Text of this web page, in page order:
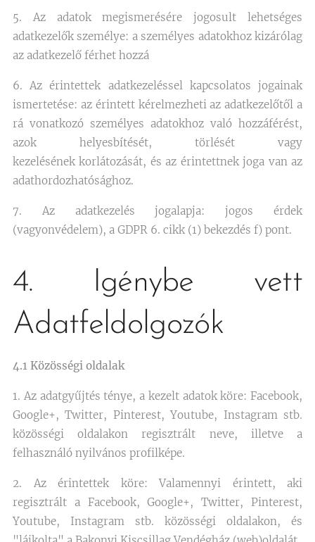
5. Az adatok megismerésére jogosult lehetséges
adatkezelők személye: a személyes adatokhoz kizárólag
az adatkezelő férhet hozzá
6. Az érintettek adatkezeléssel kapcsolatos jogainak
ismertetése: az érintett kérelmezheti az adatkezelőtől a
rá vonatkozó személyes adatokhoz való hozzáférést,
azok helyesbítését, törlését vagy
kezelésének korlátozását, és az érintettnek joga van az
adathordozhatósághoz.
7. Az adatkezelés jogalapja: jogos érdek
(vagyonvédelem), a GDPR 6. cikk (1) bekezdés f) pont.
4. Igénybe vett
Adatfeldolgozók
4.1 Közösségi oldalak
1. Az adatgyűjtés ténye, a kezelt adatok köre: Facebook,
Google+, Twitter, Pinterest, Youtube, Instagram stb.
közösségi oldalakon regisztrált neve, illetve a
felhasználó nyilvános profilképe.
2. Az érintettek köre: Valamennyi érintett, aki
regisztrált a Facebook, Google+, Twitter, Pinterest,
Youtube, Instagram stb. közösségi oldalakon, és